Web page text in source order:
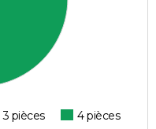
3 pièces
4 pièces